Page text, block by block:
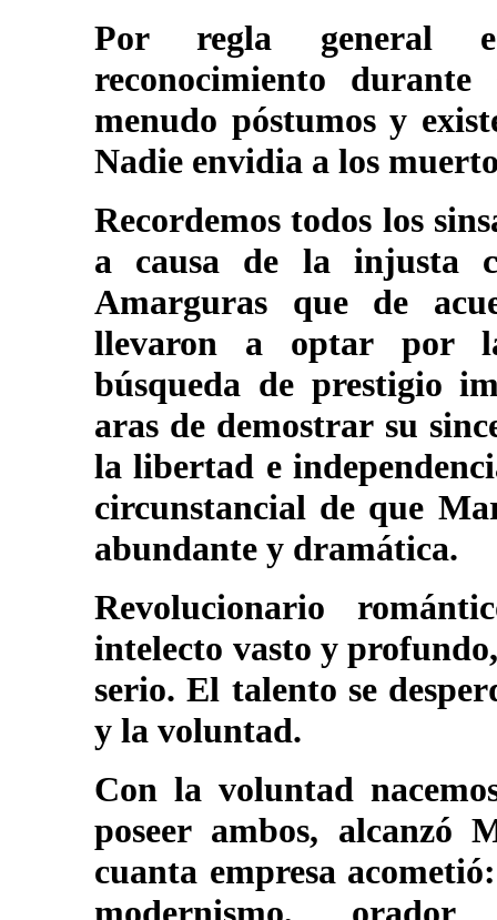
Por regla general
reconocimiento
menudo póstumos y
Nadie envidia a los
Recordemos todos los
a causa de la injusta
Amarguras que de
llevaron a optar por
búsqueda de prestigio
aras de demostrar su
la libertad e
circunstancial de que
abundante y dramática.
Revolucionario
intelecto vasto y
serio. El talento se
y la voluntad.
Con la voluntad
poseer ambos, alcanzó
cuanta empresa